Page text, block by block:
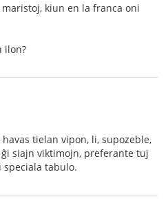
kiun en la franca oni
ilon?
tielan vipon, li, supozeble,
siajn viktimojn, preferante tuj
tabulo.